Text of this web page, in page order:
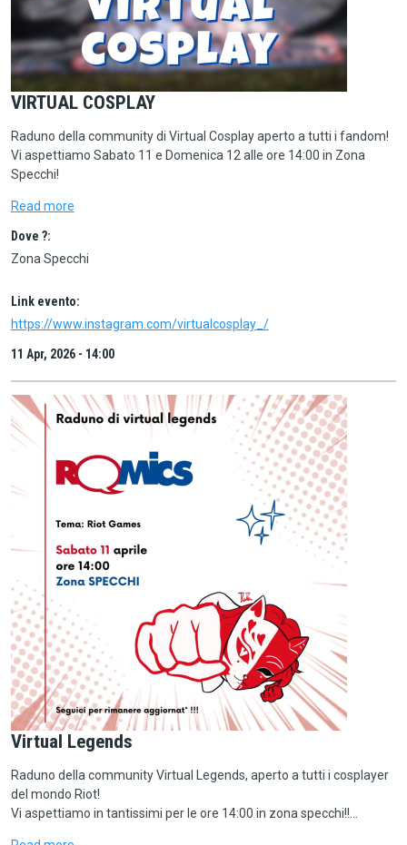
VIRTUAL COSPLAY
Raduno della community di Virtual Cosplay aperto a tutti i fandom!
Vi aspettiamo Sabato 11 e Domenica 12 alle ore 14:00 in Zona
Specchi!
Read more
Dove ?:
Zona Specchi
Link evento:
https://www.instagram.com/virtualcosplay_/
11 Apr, 2026 - 14:00
Virtual Legends
Raduno della community Virtual Legends, aperto a tutti i cosplayer
del mondo Riot!
Vi aspettiamo in tantissimi per le ore 14:00 in zona specchi!!…